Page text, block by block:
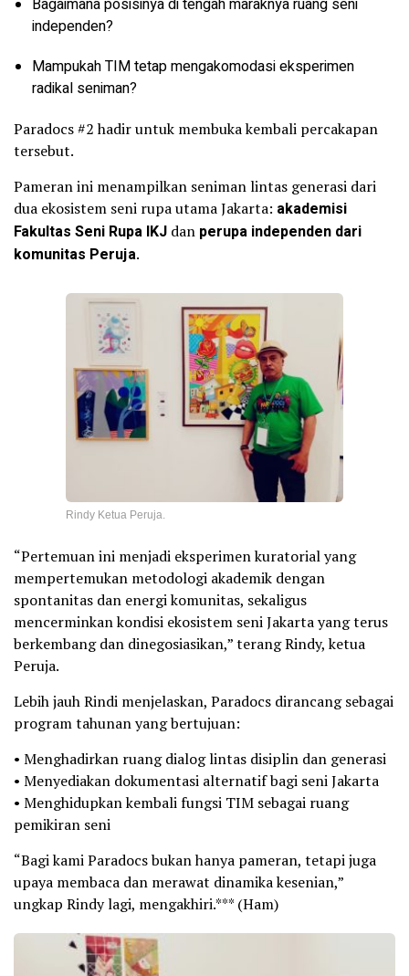
independen?
Mampukah TIM tetap mengakomodasi eksperimen
radikal seniman?
Paradocs #2 hadir untuk membuka kembali percakapan
tersebut.
Pameran ini menampilkan seniman lintas generasi dari
dua ekosistem seni rupa utama Jakarta: akademisi
Fakultas Seni Rupa IKJ dan perupa independen dari
komunitas Peruja.
Rindy Ketua Peruja.
“Pertemuan ini menjadi eksperimen kuratorial yang
mempertemukan metodologi akademik dengan
spontanitas dan energi komunitas, sekaligus
mencerminkan kondisi ekosistem seni Jakarta yang terus
berkembang dan dinegosiasikan,” terang Rindy, ketua
Peruja.
Lebih jauh Rindi menjelaskan, Paradocs dirancang sebagai
program tahunan yang bertujuan:
• Menghadirkan ruang dialog lintas disiplin dan generasi
• Menyediakan dokumentasi alternatif bagi seni Jakarta
• Menghidupkan kembali fungsi TIM sebagai ruang
pemikiran seni
“Bagi kami Paradocs bukan hanya pameran, tetapi juga
upaya membaca dan merawat dinamika kesenian,”
ungkap Rindy lagi, mengakhiri.*** (Ham)